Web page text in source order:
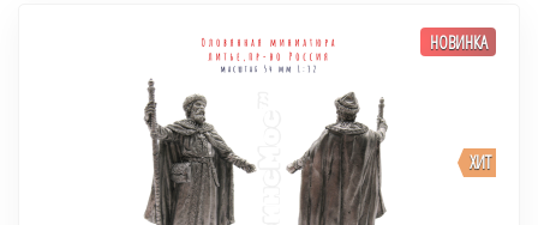
ХИТ
НОВИНКА